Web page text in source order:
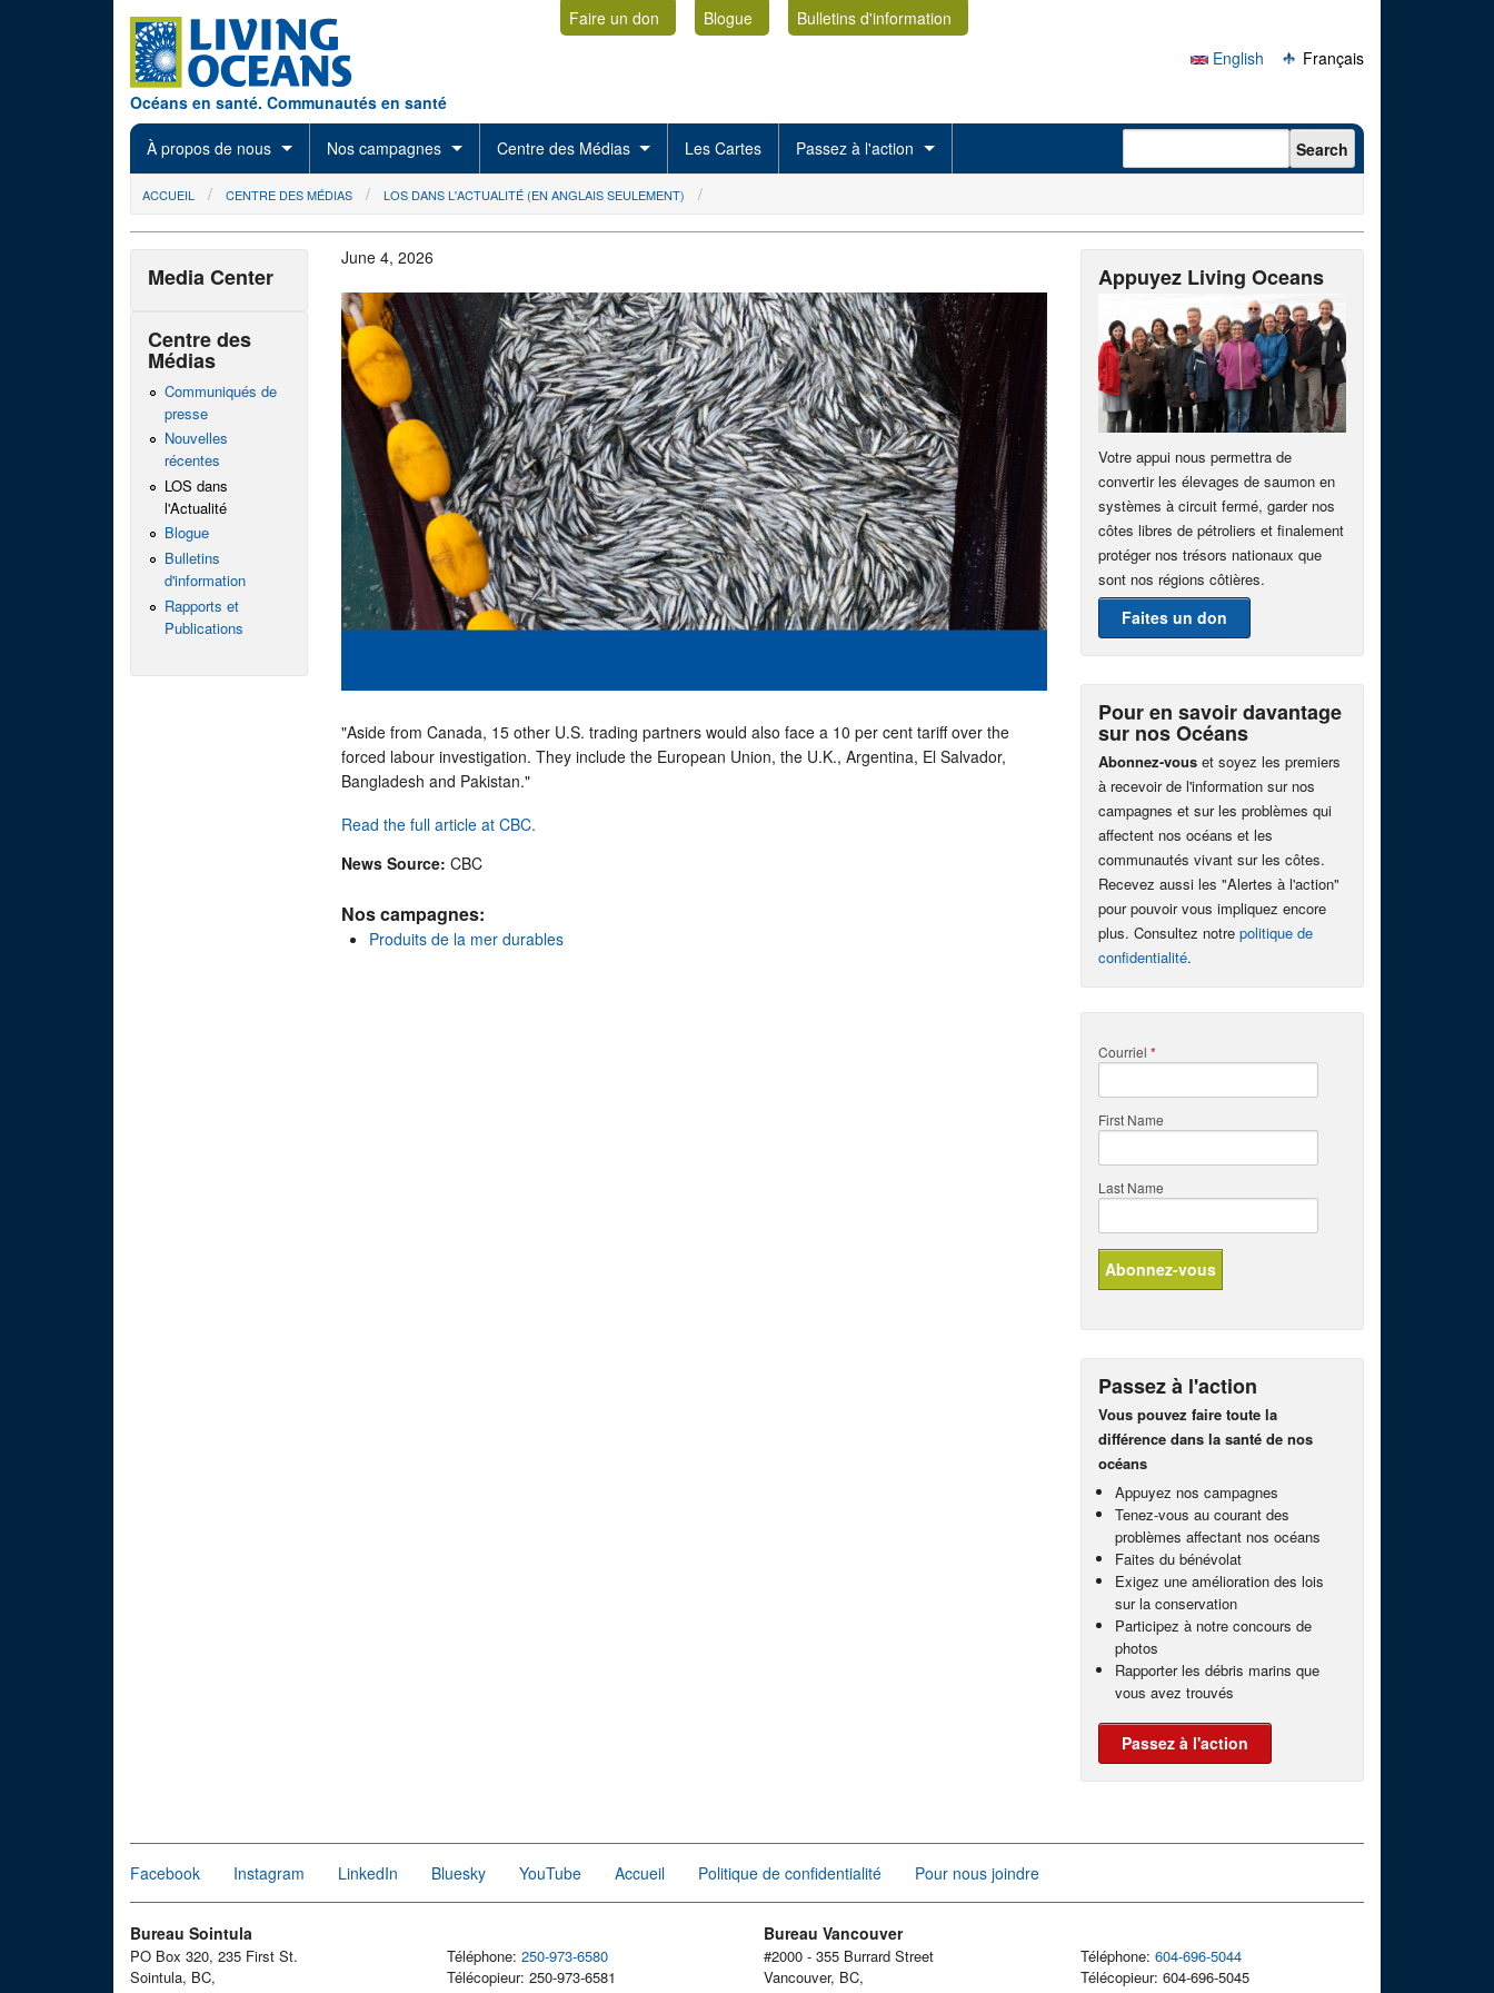
Océans en santé. Communautés en santé
Faire un don Blogue
Bulletins d'information
English
Français
À propos de nous Nos campagnes Centre des Médias Les Cartes Passez à l'action Search form Search
You are here
ACCUEIL CENTRE DES MÉDIAS LOS DANS L'ACTUALITÉ (EN ANGLAIS SEULEMENT)
June 4, 2026
"Aside from Canada, 15 other U.S. trading partners would also face a 10 per cent tariff over the
forced labour investigation. They include the European Union, the U.K., Argentina, El Salvador,
Bangladesh and Pakistan."
Read the full article at CBC.
News Source: CBC
Nos campagnes:
Produits de la mer durables
Media Center
Centre des
Médias
Communiqués de
presse
Nouvelles
récentes
LOS dans
l'Actualité
Blogue
Bulletins
d'information
Rapports et
Publications
Appuyez Living Oceans
Votre appui nous permettra de
convertir les élevages de saumon en
systèmes à circuit fermé, garder nos
côtes libres de pétroliers et finalement
protéger nos trésors nationaux que
sont nos régions côtières.
Faites un don
Pour en savoir davantage
sur nos Océans
Abonnez-vous et soyez les premiers
à recevoir de l'information sur nos
campagnes et sur les problèmes qui
affectent nos océans et les
communautés vivant sur les côtes.
Recevez aussi les "Alertes à l'action"
pour pouvoir vous impliquez encore
plus. Consultez notre politique de
confidentialité.
Courriel *
First Name
Last Name
Passez à l'action
Vous pouvez faire toute la
différence dans la santé de nos
océans
Appuyez nos campagnes
Tenez-vous au courant des
problèmes affectant nos océans
Faites du bénévolat
Exigez une amélioration des lois
sur la conservation
Participez à notre concours de
photos
Rapporter les débris marins que
vous avez trouvés
Passez à l'action
Facebook Instagram LinkedIn Bluesky YouTube Accueil Politique de confidentialité Pour nous joindre
Bureau Sointula
PO Box 320, 235 First St.
Sointula, BC,
Téléphone: 250-973-6580
Télécopieur: 250-973-6581
Bureau Vancouver
#2000 - 355 Burrard Street
Vancouver, BC,
Téléphone: 604-696-5044
Télécopieur: 604-696-5045